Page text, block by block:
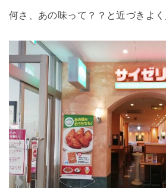
何さ、あの味って？？と近づきよく